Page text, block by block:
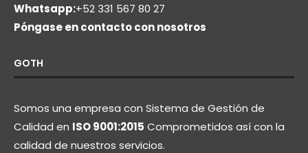
Whatsapp:+52 331 567 80 27
Póngase en contacto con nosotros
GOTH
Somos una empresa con Sistema de Gestión de
Calidad en ISO 9001:2015 Comprometidos así con la
calidad de nuestros servicios.